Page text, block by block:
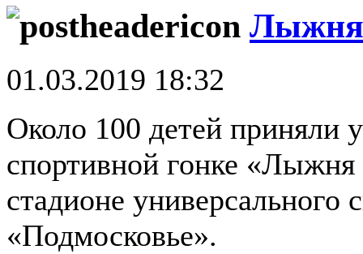
Лыжня
01.03.2019 18:32
Около 100 детей приняли
спортивной гонке «Лыжня
стадионе универсального
«Подмосковье».